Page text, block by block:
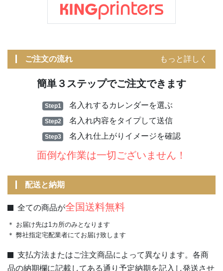
ご注文の流れ もっと詳しく
簡単３ステップでご注文できます
Step1 名入れするカレンダーを選ぶ
Step2 名入れ内容をタイプして送信
Step3 名入れ仕上がりイメージを確認
面倒な作業は一切ございません！
配送と納期
全ての商品が全国送料無料
＊ お届け先は1カ所のみとなります
＊ 弊社指定宅配業者にてお届け致します
支払方法またはご注文商品によって異なります。各商
品の納期欄に記載してある通り予定納期を記入し発送させ